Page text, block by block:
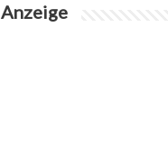
Anzeige